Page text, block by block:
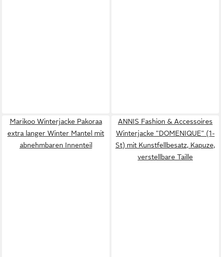
Marikoo Winterjacke Pakoraa
extra langer Winter Mantel mit
abnehmbaren Innenteil
ANNIS Fashion & Accessoires
Winterjacke "DOMENIQUE" (1-
St) mit Kunstfellbesatz, Kapuze,
verstellbare Taille